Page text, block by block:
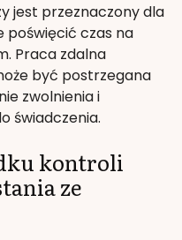
jest przeznaczony dla
poświęcić czas na
Praca zdalna
być postrzegana
zwolnienia i
świadczenia.
kontroli
ze